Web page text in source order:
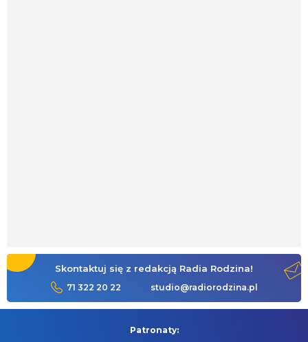
Skontaktuj się z redakcją Radia Rodzina!
71 322 20 22 studio@radiorodzina.pl
Patronaty: